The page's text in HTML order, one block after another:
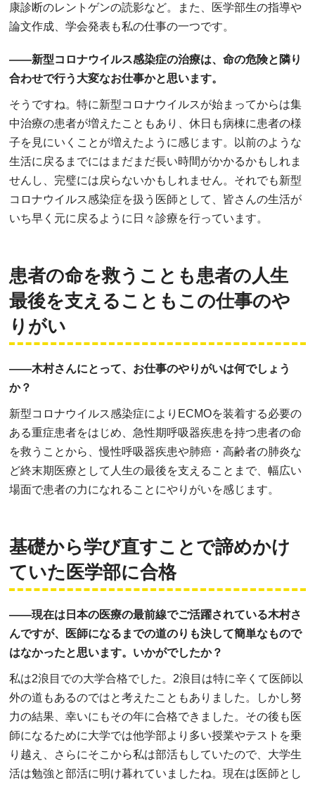
康診断のレントゲンの読影など。また、医学部生の指導や
論文作成、学会発表も私の仕事の一つです。
――新型コロナウイルス感染症の治療は、命の危険と隣り
合わせで行う大変なお仕事かと思います。
そうですね。特に新型コロナウイルスが始まってからは集
中治療の患者が増えたこともあり、休日も病棟に患者の様
子を見にいくことが増えたように感じます。以前のような
生活に戻るまでにはまだまだ長い時間がかかるかもしれま
せんし、完璧には戻らないかもしれません。それでも新型
コロナウイルス感染症を扱う医師として、皆さんの生活が
いち早く元に戻るように日々診療を行っています。
患者の命を救うことも患者の人生
最後を支えることも この仕事のや
りがい
――木村さんにとって、お仕事のやりがいは何でしょう
か？
新型コロナウイルス感染症によりECMOを装着する必要の
ある重症患者をはじめ、急性期呼吸器疾患を持つ患者の命
を救うことから、慢性呼吸器疾患や肺癌・高齢者の肺炎な
ど終末期医療として人生の最後を支えることまで、幅広い
場面で患者の力になれることにやりがいを感じます。
基礎から学び直すことで諦めかけ
ていた医学部に合格
――現在は日本の医療の最前線でご活躍されている木村さ
んですが、医師になるまでの道のりも決して簡単なもので
はなかったと思います。いかがでしたか？
私は2浪目での大学合格でした。2浪目は特に辛くて医師以
外の道もあるのではと考えたこともありました。しかし努
力の結果、幸いにもその年に合格できました。その後も医
師になるために大学では他学部より多い授業やテストを乗
り越え、さらにそこから私は部活もしていたので、大学生
活は勉強と部活に明け暮れていましたね。現在は医師とし